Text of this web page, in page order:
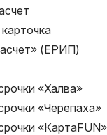
стоимостью до
производится
в частном
курьером по
района):
(планшеты,
(ЕРИП)
«Халва»
«Черепаха»
«КартаFUN»